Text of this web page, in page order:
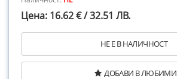
Цена: 16.62 € / 32.51 ЛВ.
НЕ Е В НАЛИЧНОСТ
ДОБАВИ В ЛЮБИМИ